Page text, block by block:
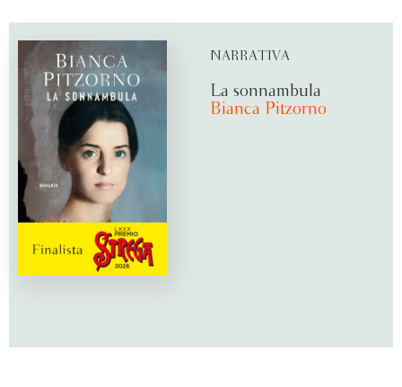
NARRATIVA
La sonnambula
Bianca Pitzorno